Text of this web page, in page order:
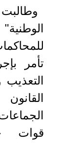
تأمر
قوات